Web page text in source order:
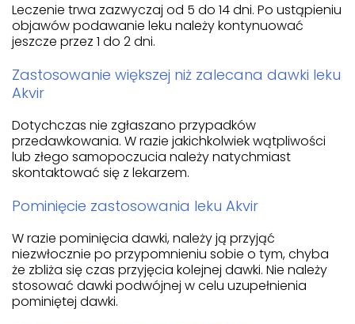
Leczenie trwa zazwyczaj od 5 do 14 dni. Po ustąpieniu
objawów podawanie leku należy kontynuować
jeszcze przez 1 do 2 dni.
Zastosowanie większej niż zalecana dawki leku
Akvir
Dotychczas nie zgłaszano przypadków
przedawkowania. W razie jakichkolwiek wątpliwości
lub złego samopoczucia należy natychmiast
skontaktować się z lekarzem.
Pominięcie zastosowania leku Akvir
W razie pominięcia dawki, należy ją przyjąć
niezwłocznie po przypomnieniu sobie o tym, chyba
że zbliża się czas przyjęcia kolejnej dawki. Nie należy
stosować dawki podwójnej w celu uzupełnienia
pominiętej dawki.